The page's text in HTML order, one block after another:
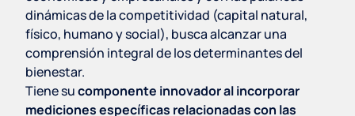
dinámicas de la competitividad (capital natural,
físico, humano y social), busca alcanzar una
comprensión integral de los determinantes del
bienestar.
Tiene sucomponente innovador al incorporar
mediciones específicas relacionadas con las